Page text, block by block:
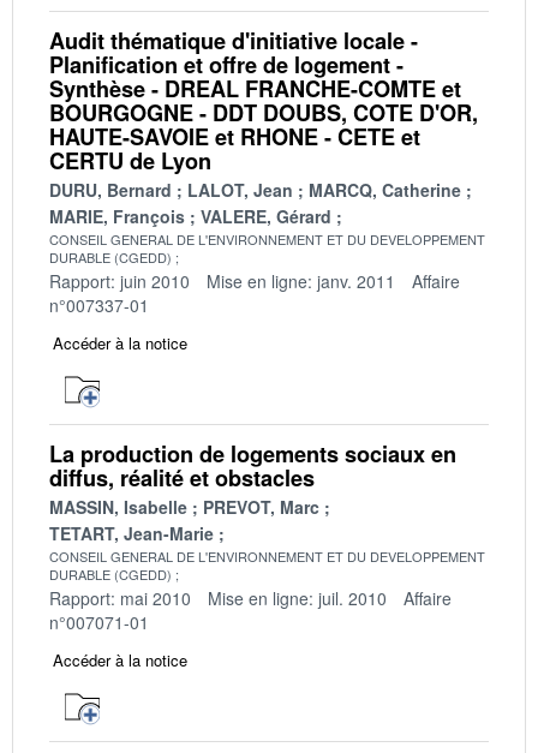
Audit thématique d'initiative locale -
Planification et offre de logement -
Synthèse - DREAL FRANCHE-COMTE et
BOURGOGNE - DDT DOUBS, COTE D'OR,
HAUTE-SAVOIE et RHONE - CETE et
CERTU de Lyon
DURU, Bernard LALOT, Jean
MARCQ, Catherine
MARIE, François
VALERE, Gérard
CONSEIL GENERAL DE L'ENVIRONNEMENT ET DU DEVELOPPEMENT
DURABLE (CGEDD)
Rapport: juin 2010 Mise en ligne: janv. 2011
Affaire
n°007337-01
Accéder à la notice
La production de logements sociaux en
diffus, réalité et obstacles
MASSIN, Isabelle
PREVOT, Marc
TETART, Jean-Marie
CONSEIL GENERAL DE L'ENVIRONNEMENT ET DU DEVELOPPEMENT
DURABLE (CGEDD)
Rapport: mai 2010 Mise en ligne: juil. 2010
Affaire
n°007071-01
Accéder à la notice